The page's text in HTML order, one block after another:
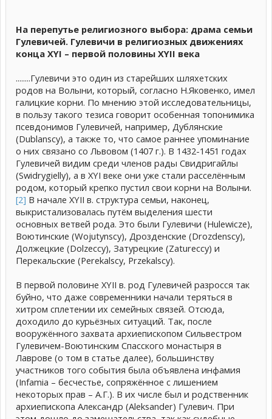
На перепутье религиозного выбора: драма семьи
Гулевичей. Гулевичи в религиозных движениях
конца XYI – первой половины XYII века
........Гулевичи это один из старейших шляхетских
родов на Волыни, который, согласно Н.Яковенко, имел
галицкие корни. По мнению этой исследовательницы,
в пользу такого тезиса говорит особенная топонимика
псевдонимов Гулевичей, например, Дублянские
(Dublanscy), а также то, что самое раннее упоминание
о них связано со Львовом (1407 г.). В 1432-1451 годах
Гулевичей видим среди членов рады Свидригайлы
(Swidrygielly), а в XYI веке они уже стали расселённым
родом, который крепко пустил свои корни на Волыни.
[2] В начале XYII в. структура семьи, наконец,
выкристализовалась путём выделения шести
основных ветвей рода. Это были Гулевичи (Hulewicze),
Воютинские (Wojutynscy), Дрозденские (Drozdenscy),
Должецкие (Dolzeccy), Затурецкие (Zatureccy) и
Перекальские (Perekalscy, Przekalscy).
В первой половине XYII в. род Гулевичей разросся так
буйно, что даже современники начали теряться в
хитром сплетении их семейных связей. Отсюда,
доходило до курьёзных ситуаций. Так, после
вооружённого захвата архиепископом Сильвестром
Гулевичем-Воютинским Спасского монастыря в
Лаврове (о том в статье далее), большинству
участников того события была объявлена инфамия
(Infamia – бесчестье, сопряжённое с лишением
некоторых прав – А.Г.). В их числе был и родственник
архиепископа Александр (Aleksander) Гулевич. При